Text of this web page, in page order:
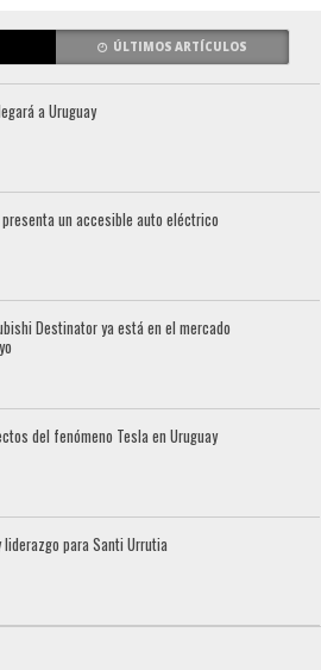
ÚLTIMOS ARTÍCULOS
a Uruguay
un accesible auto eléctrico
Destinator ya está en el mercado
del fenómeno Tesla en Uruguay
liderazgo para Santi Urrutia